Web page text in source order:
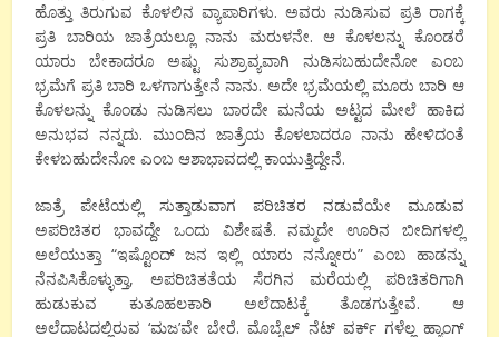
ಹೊತ್ತು ತಿರುಗುವ ಕೊಳಲಿನ ವ್ಯಾಪಾರಿಗಳು. ಅವರು ನುಡಿಸುವ ಪ್ರತಿ ರಾಗಕ್ಕೆ
ಪ್ರತಿ ಬಾರಿಯ ಜಾತ್ರೆಯಲ್ಲೂ ನಾನು ಮರುಳನೇ. ಆ ಕೊಳಲನ್ನು ಕೊಂಡರೆ
ಯಾರು ಬೇಕಾದರೂ ಅಷ್ಟು ಸುಶ್ರಾವ್ಯವಾಗಿ ನುಡಿಸಬಹುದೇನೋ ಎಂಬ
ಭ್ರಮೆಗೆ ಪ್ರತಿ ಬಾರಿ ಒಳಗಾಗುತ್ತೇನೆ ನಾನು. ಅದೇ ಭ್ರಮೆಯಲ್ಲಿ ಮೂರು ಬಾರಿ ಆ
ಕೊಳಲನ್ನು ಕೊಂಡು ನುಡಿಸಲು ಬಾರದೇ ಮನೆಯ ಅಟ್ಟದ ಮೇಲೆ ಹಾಕಿದ
ಅನುಭವ ನನ್ನದು. ಮುಂದಿನ ಜಾತ್ರೆಯ ಕೊಳಲಾದರೂ ನಾನು ಹೇಳಿದಂತೆ
ಕೇಳಬಹುದೇನೋ ಎಂಬ ಆಶಾಭಾವದಲ್ಲಿ ಕಾಯುತ್ತಿದ್ದೇನೆ.
ಜಾತ್ರೆ ಪೇಟೆಯಲ್ಲಿ ಸುತ್ತಾಡುವಾಗ ಪರಿಚಿತರ ನಡುವೆಯೇ ಮೂಡುವ
ಅಪರಿಚಿತರ ಭಾವದ್ದೇ ಒಂದು ವಿಶೇಷತೆ. ನಮ್ಮದೇ ಊರಿನ ಬೀದಿಗಳಲ್ಲಿ
ಅಲೆಯುತ್ತಾ “ಇಷ್ಟೊಂದ್ ಜನ ಇಲ್ಲಿ ಯಾರು ನನ್ನೋರು” ಎಂಬ ಹಾಡನ್ನು
ನೆನಪಿಸಿಕೊಳ್ಳುತ್ತಾ, ಅಪರಿಚಿತತೆಯ ಸೆರಗಿನ ಮರೆಯಲ್ಲಿ ಪರಿಚಿತರಿಗಾಗಿ
ಹುಡುಕುವ ಕುತೂಹಲಕಾರಿ ಅಲೆದಾಟಕ್ಕೆ ತೊಡಗುತ್ತೇವೆ. ಆ
ಅಲೆದಾಟದಲ್ಲಿರುವ ‘ಮಜ’ವೇ ಬೇರೆ. ಮೊಬೈಲ್ ನೆಟ್ ವರ್ಕ್ ಗಳೆಲ್ಲ ಹ್ಯಾಂಗ್